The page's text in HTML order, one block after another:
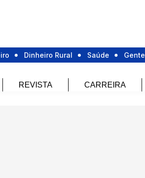
Dinheiro Rural Saúde Gente
REVISTA CARREIRA